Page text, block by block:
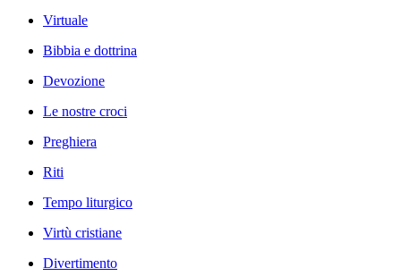
Virtuale
Bibbia e dottrina
Devozione
Le nostre croci
Preghiera
Riti
Tempo liturgico
Virtù cristiane
Divertimento